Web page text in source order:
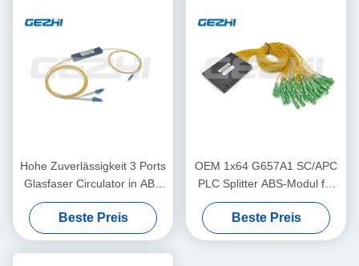
Hohe Zuverlässigkeit 3 Ports
Glasfaser Circulator in ABS
Box mit SC-Anschluss
Beste Preis
OEM 1x64 G657A1 SC/APC
PLC Splitter ABS-Modul für
FTTH-PON-Netzwerke
Beste Preis